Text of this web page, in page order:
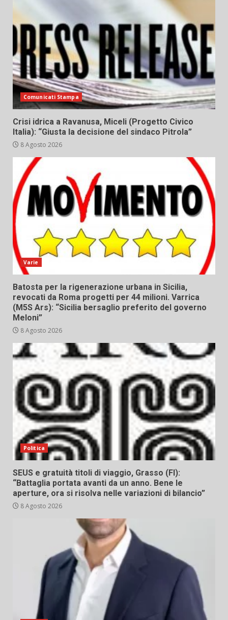
Comunicati Stampa
Crisi idrica a Ravanusa, Miceli (Progetto Civico
Italia): “Giusta la decisione del sindaco Pitrola”
8 Agosto 2026
Varie
Batosta per la rigenerazione urbana in Sicilia,
revocati da Roma progetti per 44 milioni. Varrica
(M5S Ars): “Sicilia bersaglio preferito del governo
Meloni”
8 Agosto 2026
Politica
SEUS e gratuità titoli di viaggio, Grasso (FI):
“Battaglia portata avanti da un anno. Bene le
aperture, ora si risolva nelle variazioni di bilancio”
8 Agosto 2026